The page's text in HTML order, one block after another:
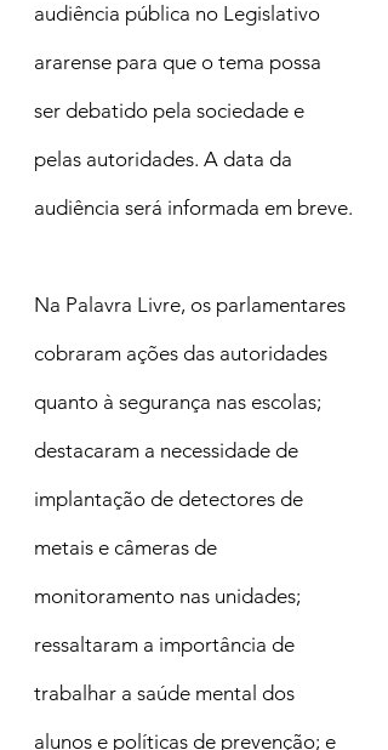
audiência pública no Legislativo
ararense para que o tema possa
ser debatido pela sociedade e
pelas autoridades. A data da
audiência será informada em breve.
Na Palavra Livre, os parlamentares
cobraram ações das autoridades
quanto à segurança nas escolas;
destacaram a necessidade de
implantação de detectores de
metais e câmeras de
monitoramento nas unidades;
ressaltaram a importância de
trabalhar a saúde mental dos
alunos e políticas de prevenção; e